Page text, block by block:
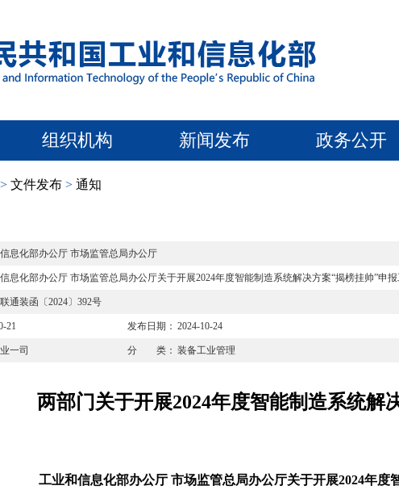
组织机构 新闻发布 政务公开
> 文件发布 > 通知
息化部办公厅 市场监管总局办公厅
息化部办公厅 市场监管总局办公厅关于开展2024年度智能制造系统解决方案“揭榜挂帅”申
通装函〔2024〕392号
21 发布日期： 2024-10-24
一司 分 类： 装备工业管理
两部门关于开展2024年度智能制造系统解
工业和信息化部办公厅 市场监管总局办公厅关于开展2024年